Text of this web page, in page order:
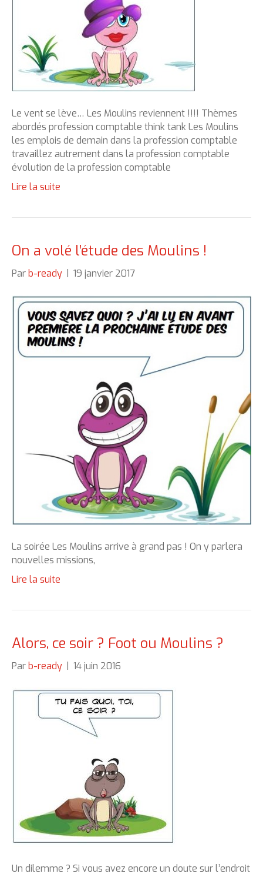
Le vent se lève… Les Moulins reviennent !!!! Thèmes
abordés profession comptable think tank Les Moulins
les emplois de demain dans la profession comptable
travaillez autrement dans la profession comptable
évolution de la profession comptable
Lire la suite
On a volé l’étude des Moulins !
Par b-ready 19 janvier 2017
La soirée Les Moulins arrive à grand pas ! On y parlera
nouvelles missions,
Lire la suite
Alors, ce soir ? Foot ou Moulins ?
Parb-ready | 14 juin 2016
Un dilemme ? Si vous avez encore un doute sur l’endroit